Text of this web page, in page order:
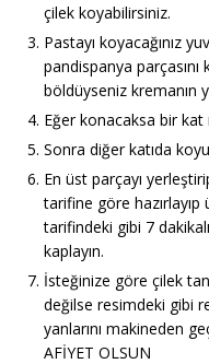
çilek koyabilirsiniz.
Pastayı koyacağınız
pandispanya
böldüyseniz kremanın
Eğer konacaksa bir
Sonra diğer katıda
En üst parçayı
tarifine göre hazırlayıp
tarifindeki gibi 7
kaplayın.
İsteğinize göre çilek
değilse resimdeki gibi
yanlarını makineden
AFİYET OLSUN